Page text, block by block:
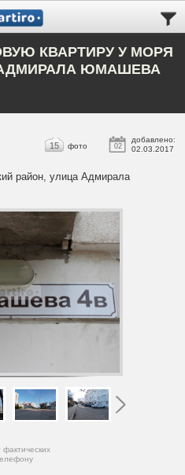
КВАРТИРУ У МОРЯ
ЮМАШЕВА
02
добавлено:
02.03.2017
15 фото
район, улица Адмирала